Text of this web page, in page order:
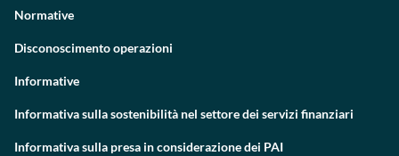
Normative
Disconoscimento operazioni
Informative
Informativa sulla sostenibilità nel settore dei servizi finanziari
Informativa sulla presa in considerazione dei PAI